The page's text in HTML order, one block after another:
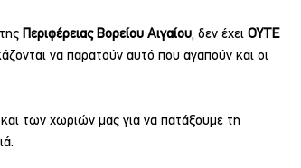
Περιφέρειας Βορείου Αιγαίου, δεν έχει ΟΥΤΕ
να παρατούν αυτό που αγαπούν και οι
των χωριών μας για να πατάξουμε τη